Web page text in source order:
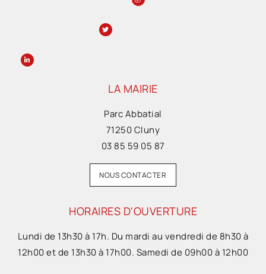
LA MAIRIE
Parc Abbatial
71250 Cluny
03 85 59 05 87
NOUS CONTACTER
HORAIRES D'OUVERTURE
Lundi de 13h30 à 17h. Du mardi au vendredi de 8h30 à
12h00 et de 13h30 à 17h00. Samedi de 09h00 à 12h00